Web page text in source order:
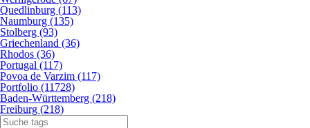
Quedlinburg (113)
Naumburg (135)
Stolberg (93)
Griechenland (36)
Rhodos (36)
Portugal (117)
Povoa de Varzim (117)
Portfolio (11728)
Baden-Württemberg (218)
Freiburg (218)